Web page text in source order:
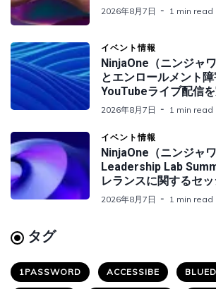
2026年8月7日 1 min read
イベント情報
NinjaOne（ニンジャ
とエンロールメント
YouTubeライブ配信
2026年8月7日 1 min read
イベント情報
NinjaOne（ニンジャ
Leadership Lab
レランスに関するセ
2026年8月7日 1 min read
タグ
1PASSWORD ACCESSIBE